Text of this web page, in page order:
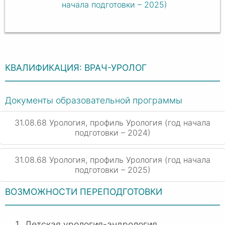
начала подготовки – 2025)
КВАЛИФИКАЦИЯ: ВРАЧ-УРОЛОГ
Документы образовательной программы
31.08.68 Урология, профиль Урология (год начала
подготовки – 2024)
31.08.68 Урология, профиль Урология (год начала
подготовки – 2025)
ВОЗМОЖНОСТИ ПЕРЕПОДГОТОВКИ